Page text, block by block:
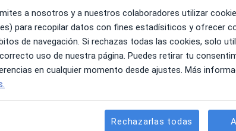
€
a nosotros y a nuestros colaboradores utilizar
para recopilar datos con fines estadísiticos y ofrecer
de navegación. Si rechazas todas las cookies, solo
uso de nuestra página. Puedes retirar tu
en cualquier momento desde ajustes. Más
Rechazarlas todas